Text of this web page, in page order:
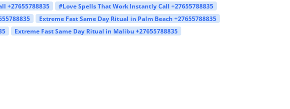
+27655788835
#Love Spells That Work Instantly Call +27655788835
Extreme Fast Same Day Ritual in Palm Beach +27655788835
Extreme Fast Same Day Ritual in Malibu +27655788835